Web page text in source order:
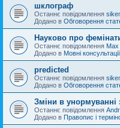
шклограф
Останнє повідомлення
Додано в Обговорення
Науково про
Останнє повідомлення Max
Додано в Мовні консультації
predicted
Останнє повідомлення
Додано в Обговорення
Зміни в унормуванні
Останнє повідомлення
Додано в Правопис і